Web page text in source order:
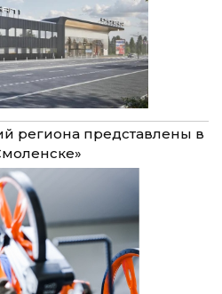
региона представлены в